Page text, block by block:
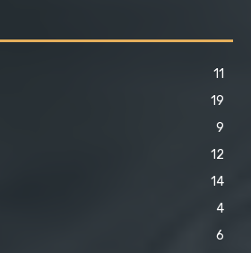
11
19
9
12
14
4
6